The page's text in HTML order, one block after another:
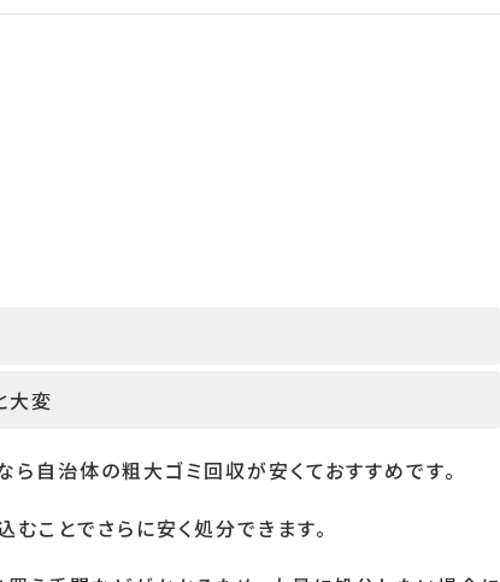
大変
自治体の粗大ゴミ回収が安くておすすめです。
ことでさらに安く処分できます。